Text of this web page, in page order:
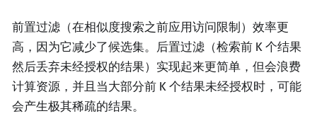
前置过滤（在相似度搜索之前应用访问限制）效率更
高，因为它减少了候选集。后置过滤（检索前 K 个结果
然后丢弃未经授权的结果）实现起来更简单，但会浪费
计算资源，并且当大部分前 K 个结果未经授权时，可能
会产生极其稀疏的结果。